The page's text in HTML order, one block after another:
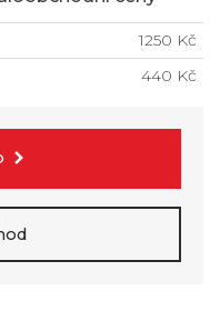
1250 Kč
440 Kč